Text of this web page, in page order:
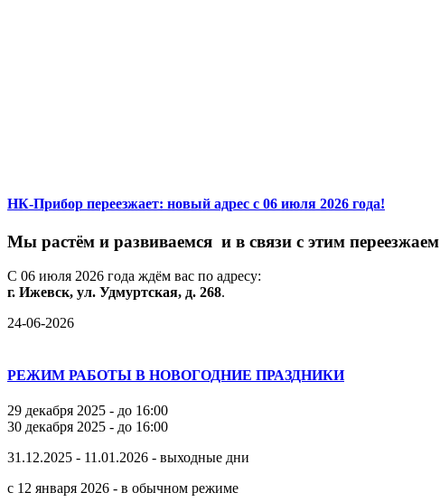
НК-Прибор переезжает: новый адрес с 06 июля 2026 года!
Мы растём и развиваемся и в связи с этим переезжаем
С 06 июля 2026 года ждём вас по адресу:
г. Ижевск, ул. Удмуртская, д. 268.
24-06-2026
РЕЖИМ РАБОТЫ В НОВОГОДНИЕ ПРАЗДНИКИ
29 декабря 2025 - до 16:00
30 декабря 2025 - до 16:00
31.12.2025 - 11.01.2026 - выходные дни
с 12 января 2026 - в обычном режиме